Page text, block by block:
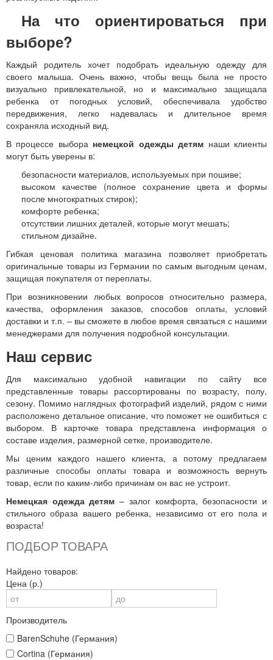
На что ориентироваться при
выборе?
Каждый родитель хочет подобрать идеальную одежду для
своего малыша. Очень важно, чтобы вещь была не просто
визуально привлекательной, но и максимально защищала
ребенка от погодных условий, обеспечивала удобство
передвижения, легко надевалась и длительное время
сохраняла исходный вид.
В процессе выбора немецкой одежды детям наши клиенты
могут быть уверены в:
безопасности материалов, используемых при пошиве;
высоком качестве (полное сохранение цвета и формы
после многократных стирок);
комфорте ребенка;
отсутствии лишних деталей, которые могут мешать;
стильном дизайне.
Гибкая ценовая политика магазина позволяет приобретать
оригинальные товары из Германии по самым выгодным ценам,
защищая покупателя от переплаты.
При возникновении любых вопросов относительно размера,
качества, оформления заказов, способов оплаты, условий
доставки и т.п. – вы сможете в любое время связаться с нашими
менеджерами для получения подробной консультации.
Наш сервис
Для максимально удобной навигации по сайту все
представленные товары рассортированы по возрасту, полу,
сезону. Помимо наглядных фотографий изделий, рядом с ними
расположено детальное описание, что поможет не ошибиться с
выбором. В карточке товара представлена информация о
составе изделия, размерной сетке, производителе.
Мы ценим каждого нашего клиента, а потому предлагаем
различные способы оплаты товара и возможность вернуть
товар, если по каким-либо причинам он вас не устроит.
Немецкая одежда детям – залог комфорта, безопасности и
стильного образа вашего ребенка, независимо от его пола и
возраста!
ПОДБОР ТОВАРА
Найдено товаров:
Цена (р.)
Производитель
BarenSchuhe (Германия)
Cortina (Германия)